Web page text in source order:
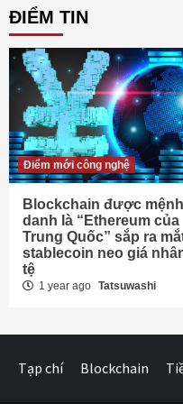
ĐIỂM TIN
Điểm mới công nghệ
Blockchain được mệnh
danh là “Ethereum của
Trung Quốc” sắp ra
stablecoin neo giá
tệ
1 year ago Tatsuwashi
Tạp chí Blockchain